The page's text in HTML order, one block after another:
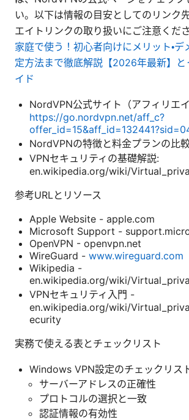
い。以下は情報の目安としてのリンク
エイトリンクの取り扱いにご注意くだ
家庭で使う！初心者向けにメリット・
定方法まで徹底解説【2026年最新】と
イド
NordVPN公式サイト（アフィリエ
https://go.nordvpn.net/aff_c?
NordVPNの特徴と料金プランの比
VPNセキュリティの基礎解説:
en.wikipedia.org/wiki/
参考URLとリソース
Apple Website - apple.com
Microsoft Support -
OpenVPN - openvpn.net
WireGuard - www.wireguard.com
Wikipedia -
en.wikipedia.org/wiki/
VPNセキュリティ入門 -
en.wikipedia.org/wiki/
ecurity
実務で使える表とチェックリスト
Windows VPN設定のチェックリス
サーバーアドレスの正確性
プロトコルの選択と一致
認証情報の有効性